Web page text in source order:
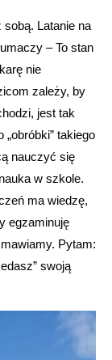
Latanie na
– To stan
nie
zależy, by
jest tak
takiego
nauczyć się
w szkole.
ma wiedzę,
egzaminuję
Pytam:
swoją